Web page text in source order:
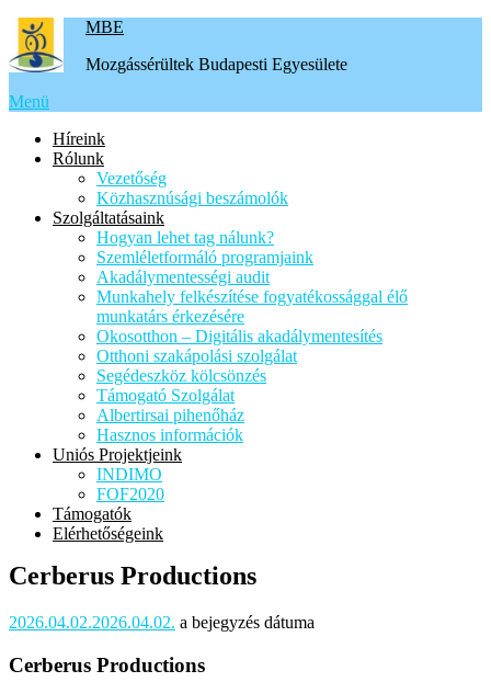
Tovább
tartalomhoz
MBE
Mozgássérültek Budapesti Egyesülete
Menü
Híreink
Rólunk
Vezetőség
Közhasznúsági beszámolók
Szolgáltatásaink
Hogyan lehet tag nálunk?
Szemléletformáló programjaink
Akadálymentességi audit
Munkahely felkészítése fogyatékossággal élő
munkatárs érkezésére
Okosotthon – Digitális akadálymentesítés
Otthoni szakápolási szolgálat
Segédeszköz kölcsönzés
Támogató Szolgálat
Albertirsai pihenőház
Hasznos információk
Uniós Projektjeink
INDIMO
FOF2020
Támogatók
Elérhetőségeink
Cerberus Productions
2026.04.02.2026.04.02. a bejegyzés dátuma
Cerberus Productions